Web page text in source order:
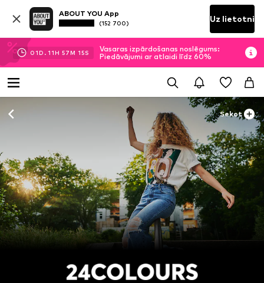
ABOUT YOU App
(152 700) Uz lietotni
01D. 11H 57M 15S
Vasaras izpārdošanas noslēgums:
Piedāvājumi ar atlaidi līdz 60%
Sekot